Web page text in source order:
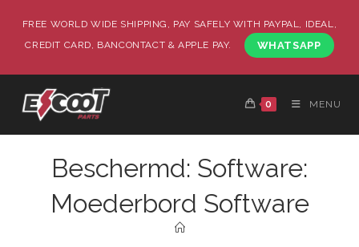
FREE WORLD WIDE SHIPPING, PAY SAFELY WITH PAYPAL, IDEAL,
CREDIT CARD, BANCONTACT & APPLE PAY.
WHATSAPP
0 MENU
Beschermd: Software:
Moederbord Software